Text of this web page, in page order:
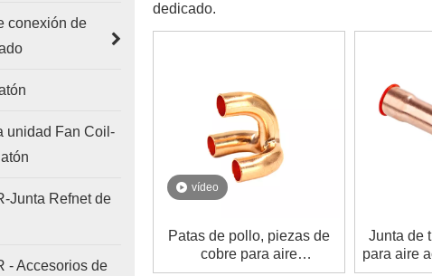
conexión de
unidad Fan Coil-
Junta Refnet de
- Accesorios de
dedicado.
vídeo
Patas de pollo, piezas de
cobre para aire
acondicionado, T de cobre.
Junta de
para aire